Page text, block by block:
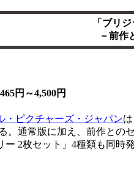
「ブリ
－前作
円～4,500円
・ピクチャーズ・ジャパン
。通常版に加え、前作との
ー 2枚セット」4種類も同時